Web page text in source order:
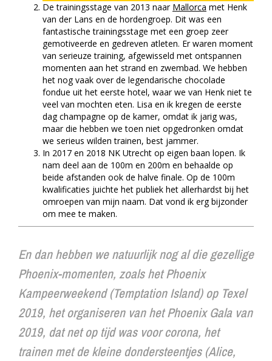
De trainingsstage van 2013 naar Mallorca met Henk
van der Lans en de hordengroep. Dit was een
fantastische trainingsstage met een groep zeer
gemotiveerde en gedreven atleten. Er waren moment
van serieuze training, afgewisseld met ontspannen
momenten aan het strand en zwembad. We hebben
het nog vaak over de legendarische chocolade
fondue uit het eerste hotel, waar we van Henk niet te
veel van mochten eten. Lisa en ik kregen de eerste
dag champagne op de kamer, omdat ik jarig was,
maar die hebben we toen niet opgedronken omdat
we serieus wilden trainen, best jammer.
In 2017 en 2018 NK Utrecht op eigen baan lopen. Ik
nam deel aan de 100m en 200m en behaalde op
beide afstanden ook de halve finale. Op de 100m
kwalificaties juichte het publiek het allerhardst bij het
omroepen van mijn naam. Dat vond ik erg bijzonder
om mee te maken.
En dan hebben we natuurlijk nog al die gezellige
Phoenix-momenten, zoals het Phoenix
Kampeerweekend (Temptation Island) op Texel
2019, het organiseren van het Phoenix Gala van
2019, dat net op tijd was voor corona, het
trainen met de kleine dondersteentjes (Alice,